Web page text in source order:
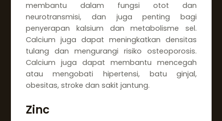
membantu dalam fungsi otot dan
neurotransmisi, dan juga penting bagi
penyerapan kalsium dan metabolisme sel.
Calcium juga dapat meningkatkan densitas
tulang dan mengurangi risiko osteoporosis.
Calcium juga dapat membantu mencegah
atau mengobati hipertensi, batu ginjal,
obesitas, stroke dan sakit jantung.
Zinc